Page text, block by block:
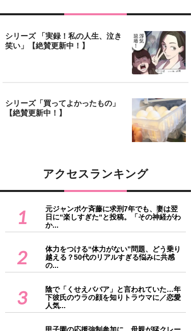
シリーズ 「実録！私の人生、泣き
笑い」【絶賛更新中！】
シリーズ「買ってよかったもの」
【絶賛更新中！】
アクセスランキング
1
元ジャンポケ斉藤に求刑7年でも、妻は翌
日に“楽しすぎた“と投稿。「その神経がわ
か...
2
体力をつける“体力がない”問題、どう乗り
越える？50代のリアルすぎる悩みに共感
の...
3
陰で「くせえババア」と言われていた…年
下彼氏のウラの顔を知りトラウマに／恋愛
人気...